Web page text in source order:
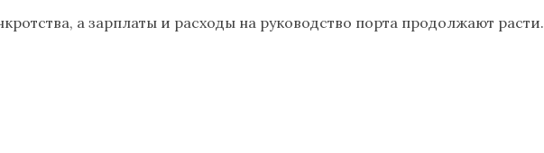
а зарплаты и расходы на руководство порта продолжают расти.